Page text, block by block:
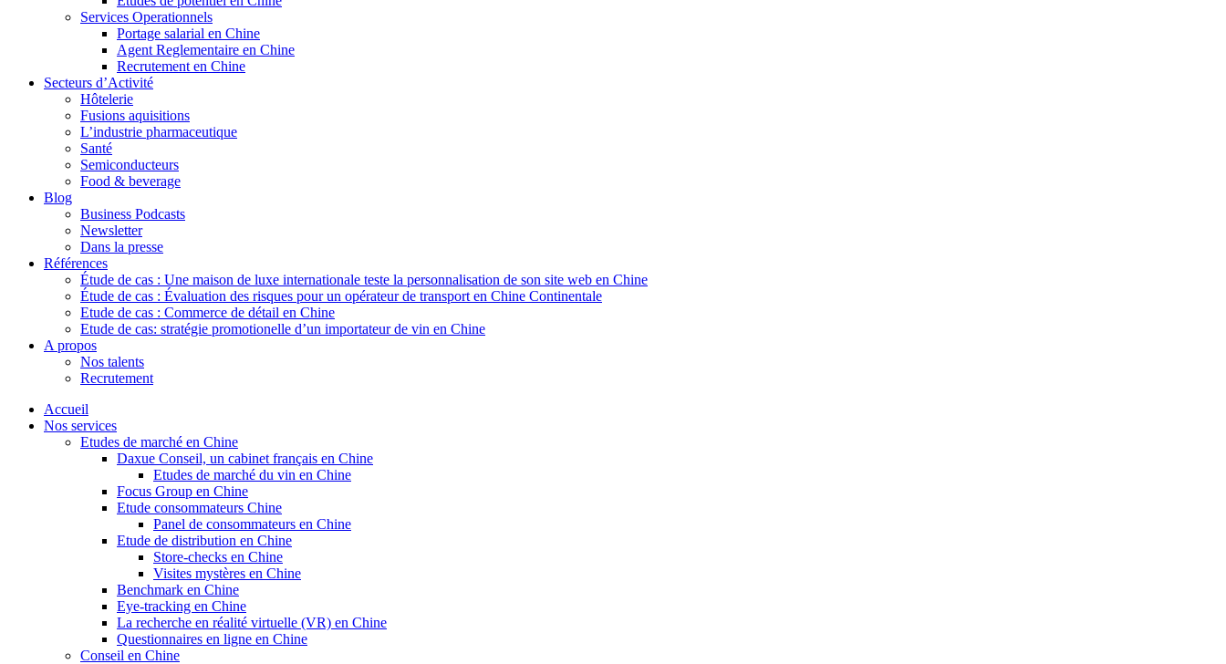
Services Operationnels
Portage salarial en Chine
Agent Reglementaire en Chine
Recrutement en Chine
Secteurs d’Activité
Hôtelerie
Fusions aquisitions
L’industrie pharmaceutique
Santé
Semiconducteurs
Food & beverage
Blog
Business Podcasts
Newsletter
Dans la presse
Références
Étude de cas : Une maison de luxe internationale teste la personnalisation de son site web en Chine
Étude de cas : Évaluation des risques pour un opérateur de transport en Chine Continentale
Etude de cas : Commerce de détail en Chine
Etude de cas: stratégie promotionelle d’un importateur de vin en Chine
A propos
Nos talents
Recrutement
Accueil
Nos services
Etudes de marché en Chine
Daxue Conseil, un cabinet français en Chine
Etudes de marché du vin en Chine
Focus Group en Chine
Etude consommateurs Chine
Panel de consommateurs en Chine
Etude de distribution en Chine
Store-checks en Chine
Visites mystères en Chine
Benchmark en Chine
Eye-tracking en Chine
La recherche en réalité virtuelle (VR) en Chine
Questionnaires en ligne en Chine
Conseil en Chine